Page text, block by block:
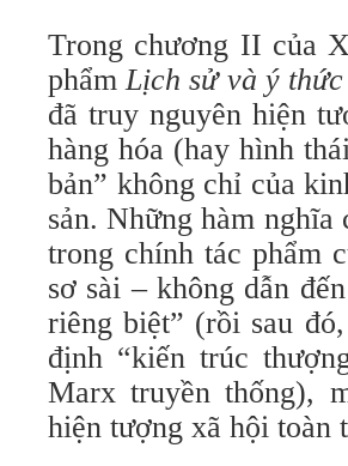
Trong chương II của
phẩmLịch sử và ý
đã truy nguyên hiện
hàng hóa (hay hình
bản” không chỉ của
sản. Những hàm
trong chính tác phẩm
sơ sài – không dẫn
riêng biệt” (rồi sau
định “kiến trúc
Marx truyền thống),
hiện tượng xã hội toàn